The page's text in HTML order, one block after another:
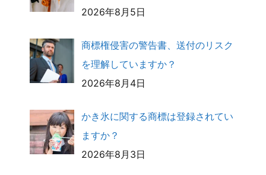
2026年8月5日
商標権侵害の警告書、送付のリスク
を理解していますか？
2026年8月4日
かき氷に関する商標は登録されてい
ますか？
2026年8月3日